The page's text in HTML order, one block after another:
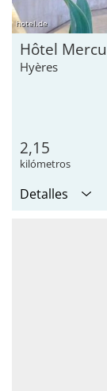
hotel.de
Hôtel
Hyères
2,15
kilómetros
Detalles